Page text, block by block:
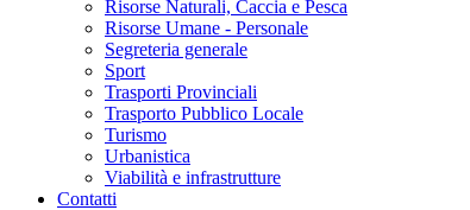
Risorse Naturali, Caccia e Pesca
Risorse Umane - Personale
Segreteria generale
Sport
Trasporti Provinciali
Trasporto Pubblico Locale
Turismo
Urbanistica
Viabilità e infrastrutture
Contatti